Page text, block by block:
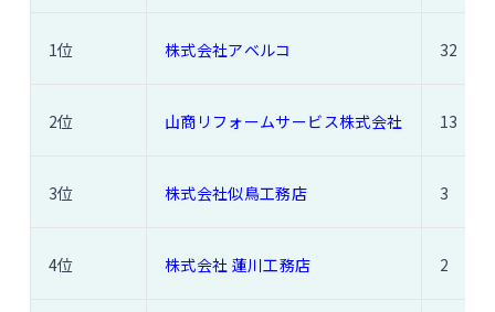
1位 株式会社アベルコ 32
2位 山商リフォームサービス株式会社 13
3位 株式会社似鳥工務店 3
4位 株式会社 蓮川工務店 2